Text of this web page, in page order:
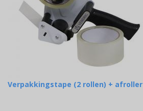
Verpakkingstape (2 rollen) + afroller